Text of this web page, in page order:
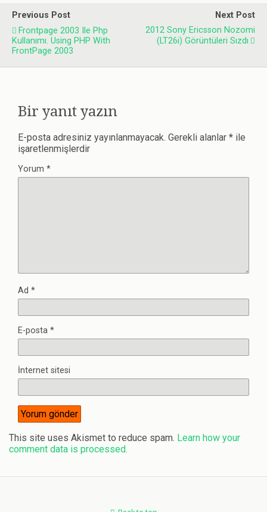
Previous Post
Frontpage 2003 Ile Php
Kullanımı. Using PHP With
FrontPage 2003
Next Post
2012 Sony Ericsson Nozomi
(LT26i) Görüntüleri Sızdı
Bir yanıt yazın
E-posta adresiniz yayınlanmayacak. Gerekli alanlar * ile
işaretlenmişlerdir
Yorum *
Ad *
E-posta *
İnternet sitesi
This site uses Akismet to reduce spam. Learn how your
comment data is processed.